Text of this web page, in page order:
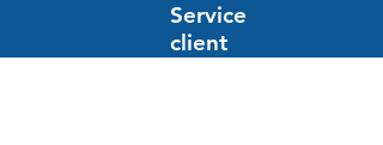
Service
client